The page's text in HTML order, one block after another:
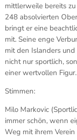
mittlerweile bereits
248 absolvierten
bringt er eine
mit. Seine enge
mit den Islanders
nicht nur sportlich,
einer wertvollen Figur.
Stimmen:
Milo Markovic
immer schön, wenn
Weg mit ihrem Verein